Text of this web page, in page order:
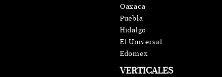
VERTICALES
Oaxaca
Puebla
Hidalgo
El Universal
Edomex